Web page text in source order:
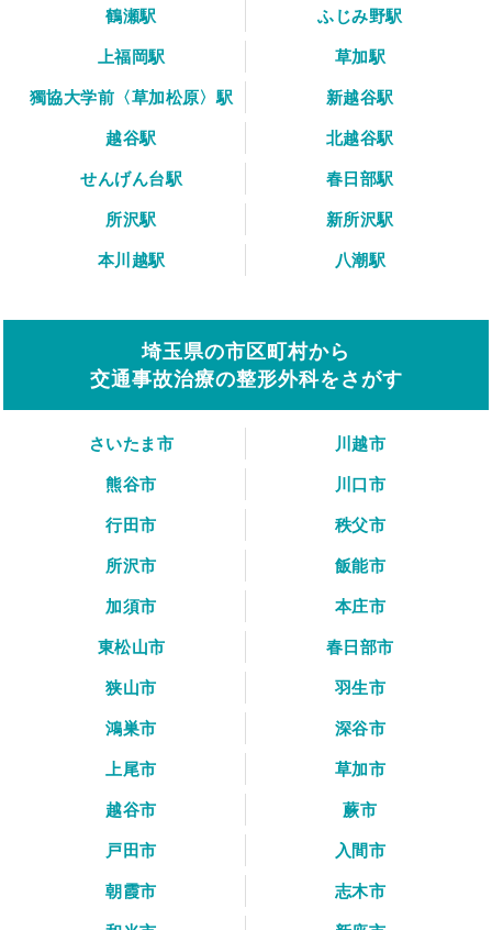
鶴瀬駅
ふじみ野駅
上福岡駅
草加駅
獨協大学前〈草加松原〉駅
新越谷駅
越谷駅
北越谷駅
せんげん台駅
春日部駅
所沢駅
新所沢駅
本川越駅
八潮駅
埼玉県の市区町村から
交通事故治療の整形外科をさがす
さいたま市
川越市
熊谷市
川口市
行田市
秩父市
所沢市
飯能市
加須市
本庄市
東松山市
春日部市
狭山市
羽生市
鴻巣市
深谷市
上尾市
草加市
越谷市
蕨市
戸田市
入間市
朝霞市
志木市